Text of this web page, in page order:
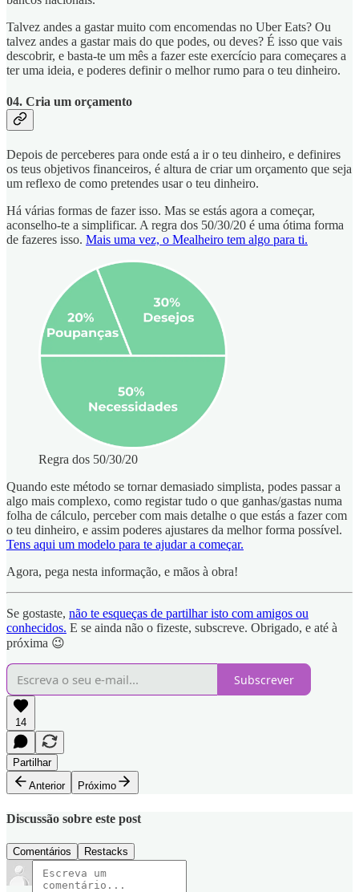
Talvez andes a gastar muito com encomendas no Uber Eats? Ou
talvez andes a gastar mais do que podes, ou deves? É isso que vais
descobrir, e basta-te um mês a fazer este exercício para começares a
ter uma ideia, e poderes definir o melhor rumo para o teu dinheiro.
04. Cria um orçamento
Depois de perceberes para onde está a ir o teu dinheiro, e definires
os teus objetivos financeiros, é altura de criar um orçamento que seja
um reflexo de como pretendes usar o teu dinheiro.
Há várias formas de fazer isso. Mas se estás agora a começar,
aconselho-te a simplificar. A regra dos 50/30/20 é uma ótima forma
de fazeres isso. Mais uma vez, o Mealheiro tem algo para ti.
Regra dos 50/30/20
Quando este método se tornar demasiado simplista, podes passar a
algo mais complexo, como registar tudo o que ganhas/gastas numa
folha de cálculo, perceber com mais detalhe o que estás a fazer com
o teu dinheiro, e assim poderes ajustares da melhor forma possível.
Tens aqui um modelo para te ajudar a começar.
Agora, pega nesta informação, e mãos à obra!
Se gostaste, não te esqueças de partilhar isto com amigos ou
conhecidos. E se ainda não o fizeste, subscreve. Obrigado, e até à
próxima 😉
Subscrever
14
Partilhar
Anterior
Próximo
Discussão sobre este post
Comentários Restacks